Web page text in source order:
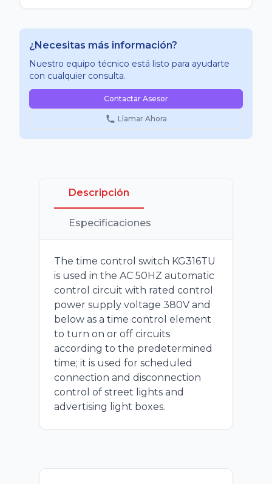
¿Necesitas más información?
Nuestro equipo técnico está listo para ayudarte
con cualquier consulta.
Contactar Asesor
Llamar Ahora
Descripción
Especificaciones
The time control switch KG316TU
is used in the AC 50HZ automatic
control circuit with rated control
power supply voltage 380V and
below as a time control element
to turn on or off circuits
according to the predetermined
time; it is used for scheduled
connection and disconnection
control of street lights and
advertising light boxes.